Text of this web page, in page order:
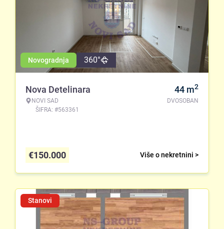
Novogradnja 360°
Nova Detelinara
NOVI SAD
ŠIFRA: #563361
44 m2
DVOSOBAN
Više o nekretnini >
€150.000
Stanovi